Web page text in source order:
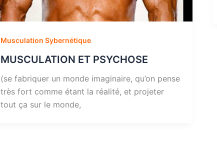
Musculation Sybernétique
MUSCULATION ET PSYCHOSE
(se fabriquer un monde imaginaire, qu’on pense
très fort comme étant la réalité, et projeter
tout ça sur le monde,